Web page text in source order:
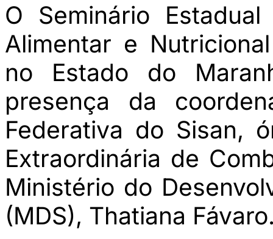
O Seminário
Alimentar e
no Estado do
presença da
Federativa do Sisan,
Extraordinária de
Ministério do
(MDS), Thatiana